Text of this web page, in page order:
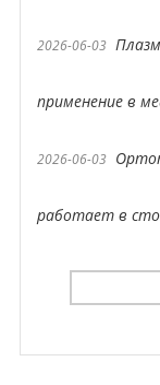
2026-06-03
применение в
2026-06-03
работает в